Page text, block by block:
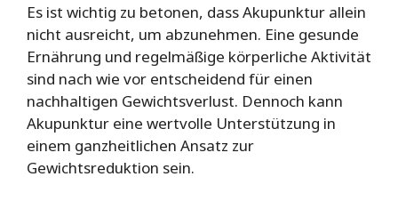
Es ist wichtig zu betonen, dass Akupunktur allein
nicht ausreicht, um abzunehmen. Eine gesunde
Ernährung und regelmäßige körperliche Aktivität
sind nach wie vor entscheidend für einen
nachhaltigen Gewichtsverlust. Dennoch kann
Akupunktur eine wertvolle Unterstützung in
einem ganzheitlichen Ansatz zur
Gewichtsreduktion sein.